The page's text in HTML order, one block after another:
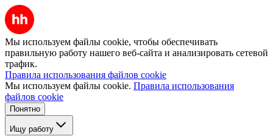
Мы используем файлы cookie, чтобы обеспечивать
правильную работу нашего веб-сайта и анализировать сетевой
трафик.
Правила использования файлов cookie
Мы используем файлы cookie. Правила использования
файлов cookie
Понятно
Ищу работу